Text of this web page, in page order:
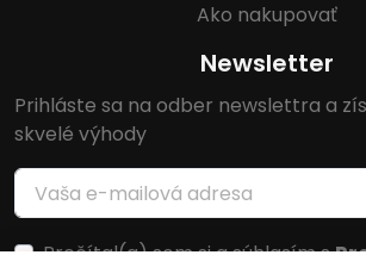
Ako nakupovať
Newsletter
Prihláste sa na odber newslettra a
skvelé výhody